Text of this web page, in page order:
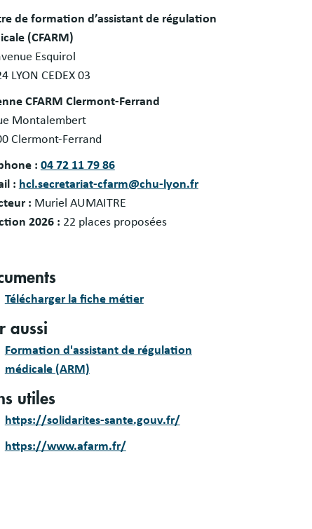
de formation d’assistant de régulation
(CFARM)
Esquirol
LYON CEDEX 03
CFARM Clermont-Ferrand
Montalembert
Clermont-Ferrand
: 04 72 11 79 86
: hcl.secretariat-cfarm@chu-lyon.fr
: Muriel AUMAITRE
2026 : 22 places proposées
Télécharger la fiche métier
aussi
Formation d'assistant de régulation
médicale (ARM)
utiles
https://solidarites-sante.gouv.fr/
https://www.afarm.fr/